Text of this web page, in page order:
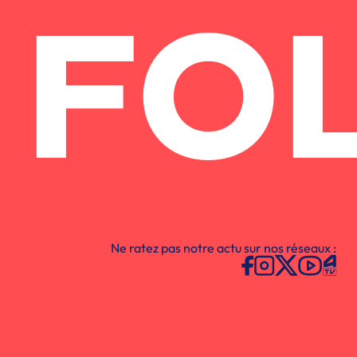
Ne ratez pas notre actu sur nos réseaux :